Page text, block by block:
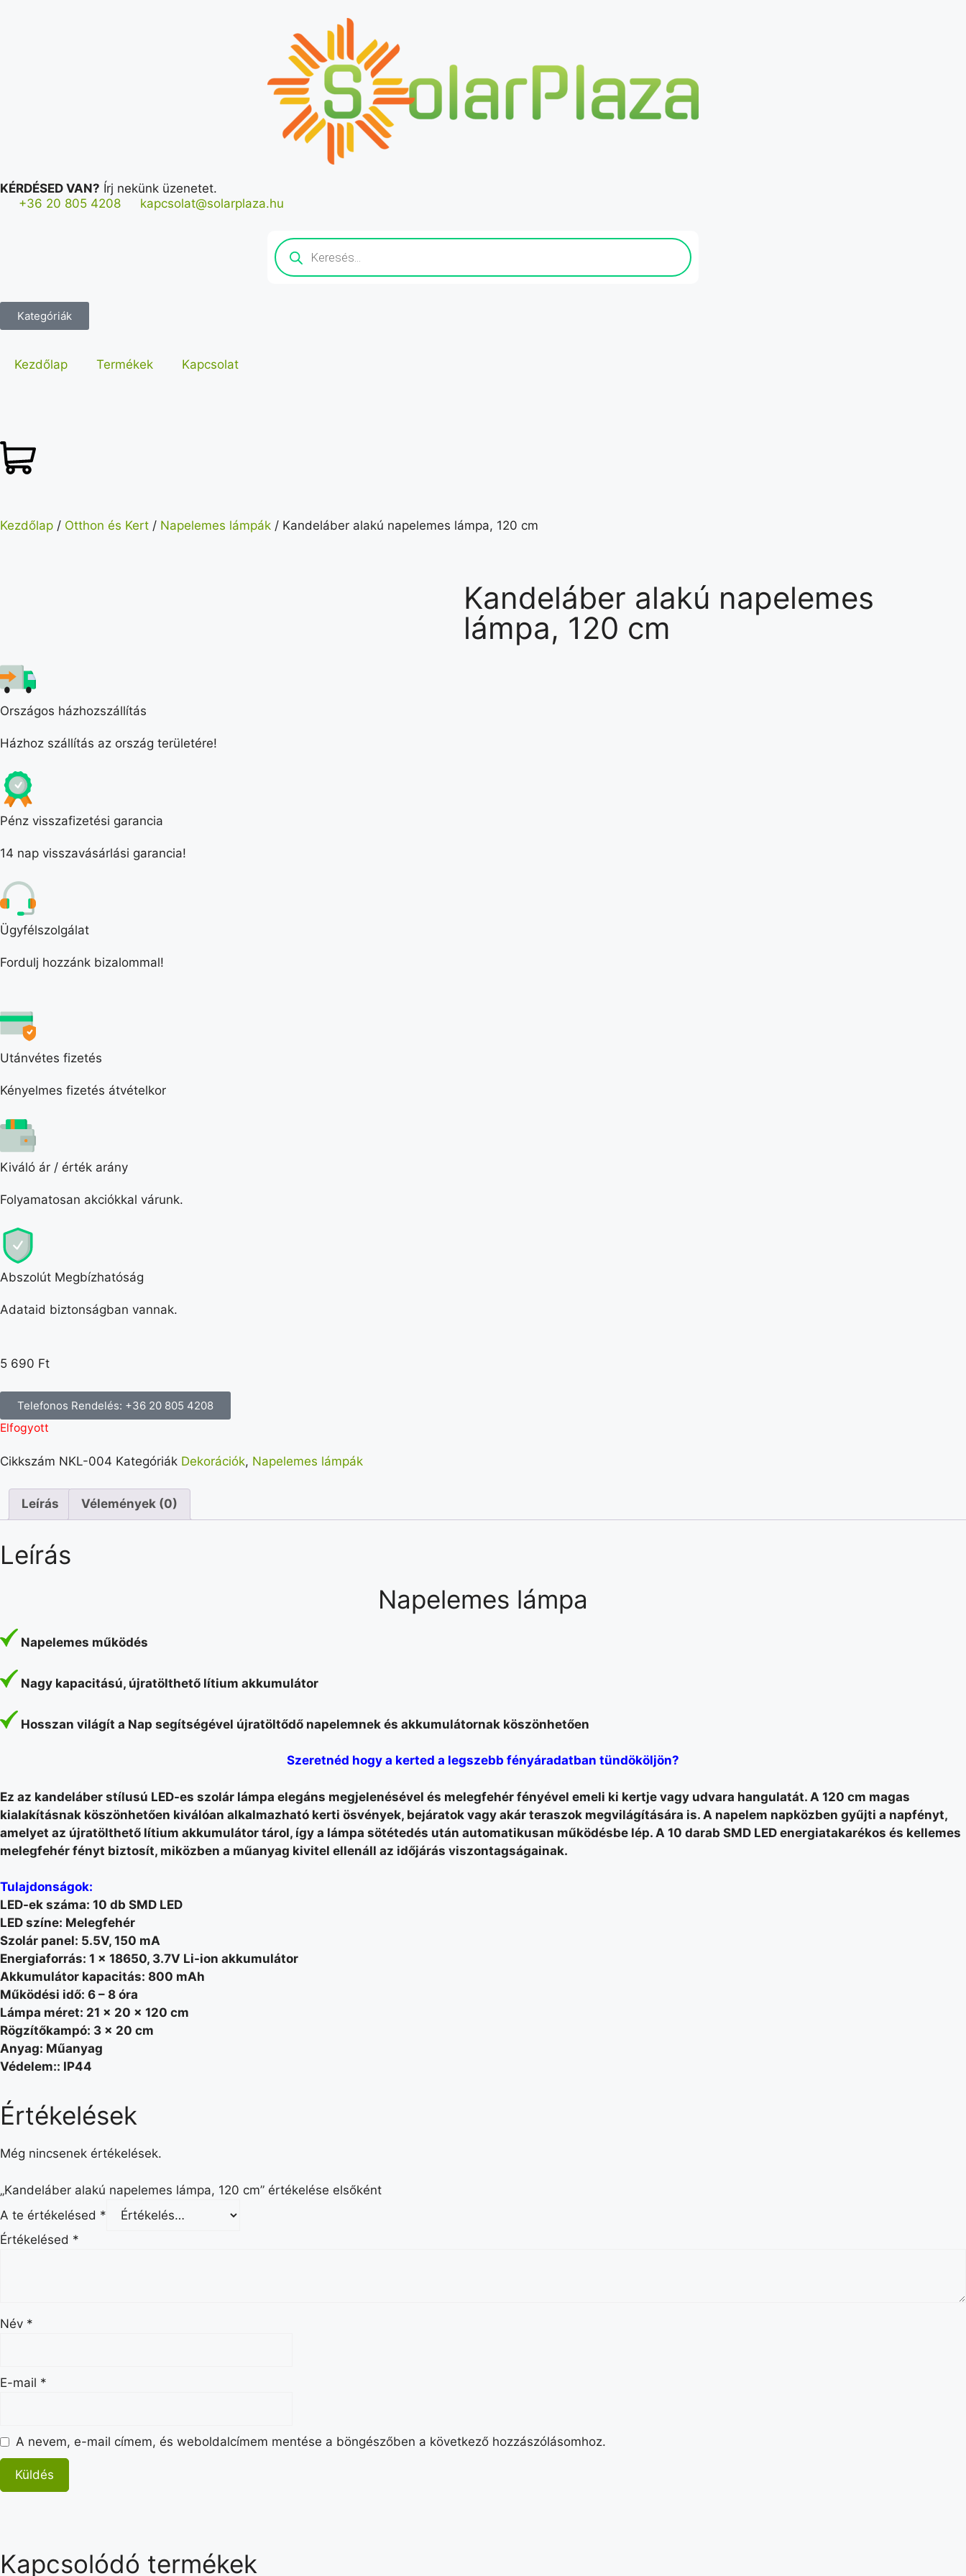
KÉRDÉSED VAN? Írj nekünk üzenetet.
+36 20 805 4208
kapcsolat@solarplaza.hu
Kategóriák
Kezdőlap Termékek Kapcsolat
Kezdőlap / Otthon és Kert / Napelemes lámpák / Kandeláber alakú napelemes lámpa, 120 cm
Kandeláber alakú napelemes
lámpa, 120 cm
Országos házhozszállítás
Házhoz szállítás az ország területére!
Pénz visszafizetési garancia
14 nap visszavásárlási garancia!
Ügyfélszolgálat
Fordulj hozzánk bizalommal!
Utánvétes fizetés
Kényelmes fizetés átvételkor
Kiváló ár / érték arány
Folyamatosan akciókkal várunk.
Abszolút Megbízhatóság
Adataid biztonságban vannak.
5 690 Ft
Telefonos Rendelés: +36 20 805 4208
Elfogyott
Cikkszám NKL-004 Kategóriák Dekorációk, Napelemes lámpák
Leírás Vélemények (0)
Leírás
Napelemes lámpa
Napelemes működés
Nagy kapacitású, újratölthető lítium akkumulátor
Hosszan világít a Nap segítségével újratöltődő napelemnek és akkumulátornak köszönhetően
Szeretnéd hogy a kerted a legszebb fényáradatban tündököljön?
Ez az kandeláber stílusú LED-es szolár lámpa elegáns megjelenésével és melegfehér fényével emeli ki kertje vagy udvara hangulatát. A 120 cm magas
kialakításnak köszönhetően kiválóan alkalmazható kerti ösvények, bejáratok vagy akár teraszok megvilágítására is. A napelem napközben gyűjti a napfényt,
amelyet az újratölthető lítium akkumulátor tárol, így a lámpa sötétedés után automatikusan működésbe lép. A 10 darab SMD LED energiatakarékos és kellemes
melegfehér fényt biztosít, miközben a műanyag kivitel ellenáll az időjárás viszontagságainak.
Tulajdonságok:
LED-ek száma: 10 db SMD LED
LED színe: Melegfehér
Szolár panel: 5.5V, 150 mA
Energiaforrás: 1 x 18650, 3.7V Li-ion akkumulátor
Akkumulátor kapacitás: 800 mAh
Működési idő: 6 – 8 óra
Lámpa méret: 21 x 20 x 120 cm
Rögzítőkampó: 3 x 20 cm
Anyag: Műanyag
Védelem:: IP44
Értékelések
Még nincsenek értékelések.
„Kandeláber alakú napelemes lámpa, 120 cm” értékelése elsőként
A te értékelésed *
Értékelésed *
Név *
E-mail *
A nevem, e-mail címem, és weboldalcímem mentése a böngészőben a következő hozzászólásomhoz.
Kapcsolódó termékek